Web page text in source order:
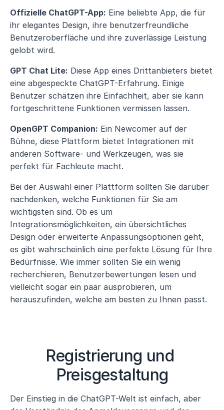
Offizielle ChatGPT-App: Eine beliebte App, die für
ihr elegantes Design, ihre benutzerfreundliche
Benutzeroberfläche und ihre zuverlässige Leistung
gelobt wird.
GPT Chat Lite: Diese App eines Drittanbieters bietet
eine abgespeckte ChatGPT-Erfahrung. Einige
Benutzer schätzen ihre Einfachheit, aber sie kann
fortgeschrittene Funktionen vermissen lassen.
OpenGPT Companion: Ein Newcomer auf der
Bühne, diese Plattform bietet Integrationen mit
anderen Software- und Werkzeugen, was sie
perfekt für Fachleute macht.
Bei der Auswahl einer Plattform sollten Sie darüber
nachdenken, welche Funktionen für Sie am
wichtigsten sind. Ob es um
Integrationsmöglichkeiten, ein übersichtliches
Design oder erweiterte Anpassungsoptionen geht,
es gibt wahrscheinlich eine perfekte Lösung für Ihre
Bedürfnisse. Wie immer sollten Sie ein wenig
recherchieren, Benutzerbewertungen lesen und
vielleicht sogar ein paar ausprobieren, um
herauszufinden, welche am besten zu Ihnen passt.
Registrierung und
Preisgestaltung
Der Einstieg in die ChatGPT-Welt ist einfach, aber